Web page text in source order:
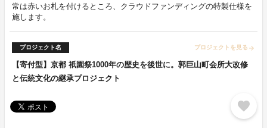
常は赤いお札を付けるところ、クラウドファンディングの特製仕様を
施します。
プロジェクト名 プロジェクトを見る arrow_forward
【寄付型】京都 祇園祭1000年の歴史を後世に。郭巨山町会所大改修
と伝統文化の継承プロジェクト
favorite